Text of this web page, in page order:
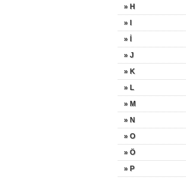
» H
» I
» İ
» J
» K
» L
» M
» N
» O
» Ö
» P